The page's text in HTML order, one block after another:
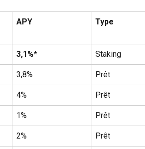
APY Type
3,1%* Staking
3,8% Prêt
4% Prêt
1% Prêt
2% Prêt